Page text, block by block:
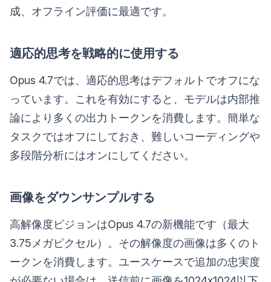
成、オフライン評価に最適です。
適応的思考を戦略的に使用する
Opus 4.7では、適応的思考はデフォルトでオフにな
っています。これを有効にすると、モデルは内部推
論により多くの出力トークンを消費します。簡単な
タスクではオフにしておき、難しいコーディングや
多段階分析にはオンにしてください。
画像をダウンサンプルする
高解像度ビジョンはOpus 4.7の新機能です（最大
3.75メガピクセル）。その解像度の画像は多くのト
ークンを消費します。ユースケースで追加の忠実度